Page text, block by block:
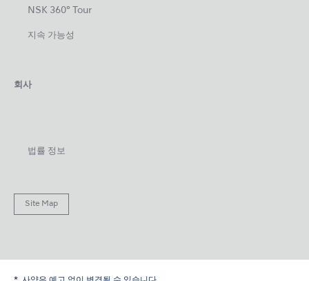
NSK 360° Tour
지속 가능성
회사
법률 정보
Site Map